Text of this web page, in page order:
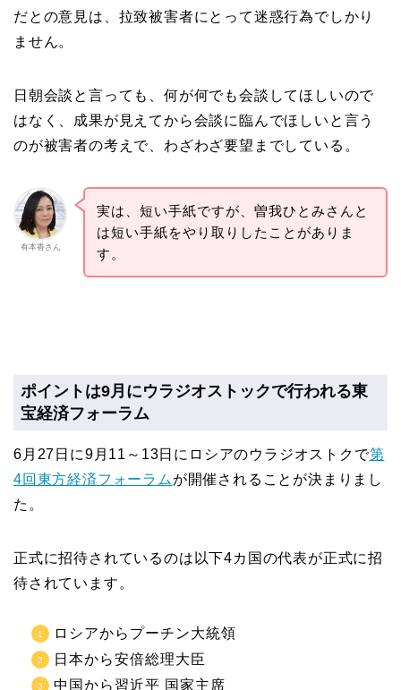
だとの意見は、拉致被害者にとって迷惑行為でしかり
ません。
日朝会談と言っても、何が何でも会談してほしいので
はなく、成果が見えてから会談に臨んでほしいと言う
のが被害者の考えで、わざわざ要望までしている。
有本香さん
実は、短い手紙ですが、曽我ひとみさんと
は短い手紙をやり取りしたことがありま
す。
ポイントは9月にウラジオストックで行われる東
宝経済フォーラム
6月27日に9月11～13日にロシアのウラジオストクで第
4回東方経済フォーラム が開催されることが決まりまし
た。
正式に招待されているのは以下4カ国の代表が正式に招
待されています。
ロシアからプーチン大統領
日本から安倍総理大臣
中国から習近平 国家主席